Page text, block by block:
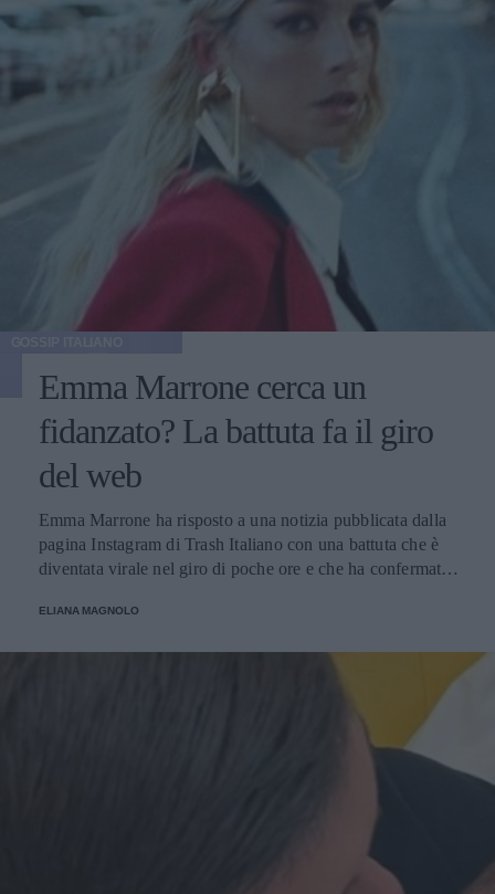
Emma Marrone cerca un
fidanzato? La battuta fa il giro
del web
Emma Marrone ha risposto a una notizia pubblicata dalla
pagina Instagram di Trash Italiano con una battuta che è
diventata virale nel giro di poche ore e che ha confermato
una caratteristica tra le più apprezzate dai suoi fan.
ELIANA MAGNOLO